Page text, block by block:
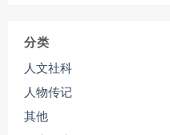
分类
人文社科
人物传记
其他